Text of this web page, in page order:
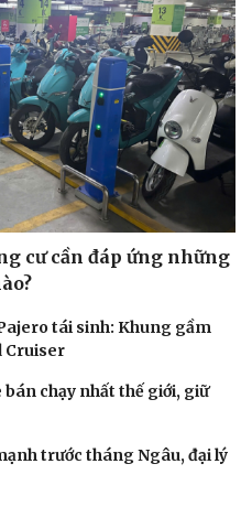
Podcast
cư cần đáp ứng những
tái sinh: Khung gầm
Cruiser
chạy nhất thế giới, giữ
trước tháng Ngâu, đại lý